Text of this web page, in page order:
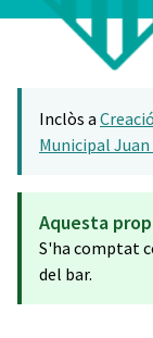
Inclòs a
Municipal Juan
Aquesta
S'ha comptat
del bar.